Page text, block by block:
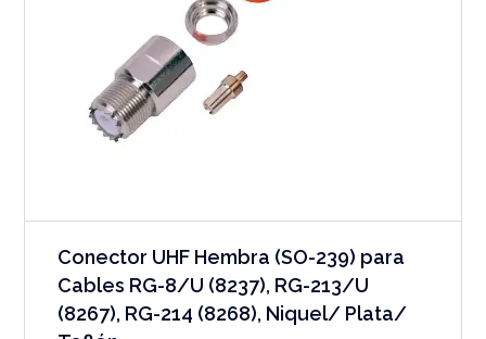
Conector UHF Hembra (SO-239) para
Cables RG-8/U (8237), RG-213/U
(8267), RG-214 (8268), Niquel/ Plata/